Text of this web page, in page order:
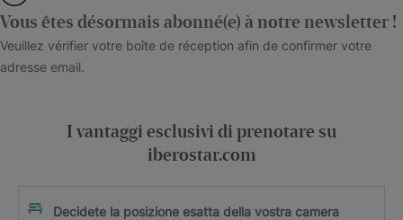
Vous êtes désormais abonné(e) à notre newsletter !
Veuillez vérifier votre boîte de réception afin de confirmer votre
adresse email.
I vantaggi esclusivi di prenotare su
iberostar.com
Decidete la posizione esatta della vostra camera